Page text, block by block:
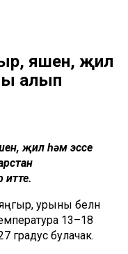
яшен, җил
алып
җил һәм эссе
итте.
урыны белән
13–18
градус булачак.